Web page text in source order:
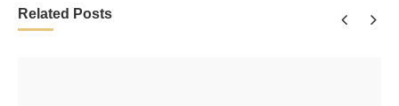
Related Posts